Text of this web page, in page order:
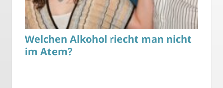
Welchen Alkohol riecht man nicht
im Atem?